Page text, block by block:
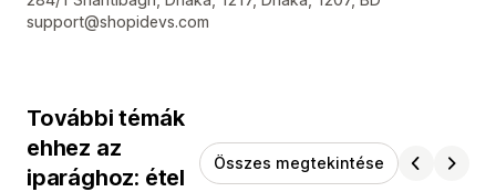
support@shopidevs.com
További témák
ehhez az
iparághoz: étel
Összes megtekintése